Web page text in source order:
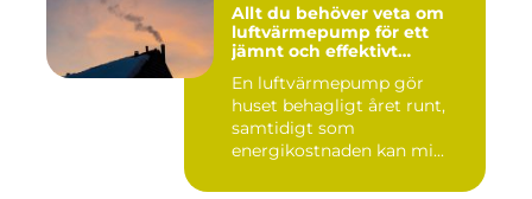
Allt du behöver veta om
luftvärmepump för ett
jämnt och effektivt
En luftvärmepump gör
huset behagligt året runt,
samtidigt som
energikostnaden kan mi...